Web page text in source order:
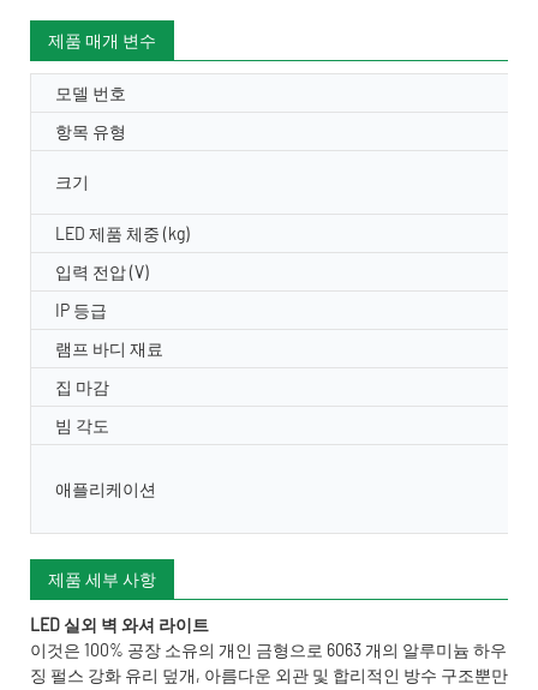
제품 매개 변수
모델 번호
항목 유형
크기
LED 제품 체중 (kg)
입력 전압 (V)
IP 등급
램프 바디 재료
집 마감
빔 각도
애플리케이션
제품 세부 사항
LED 실외 벽 와셔 라이트
이것은 100% 공장 소유의 개인 금형으로 6063 개의 알루미늄 하우
징 펄스 강화 유리 덮개, 아름다운 외관 및 합리적인 방수 구조뿐만